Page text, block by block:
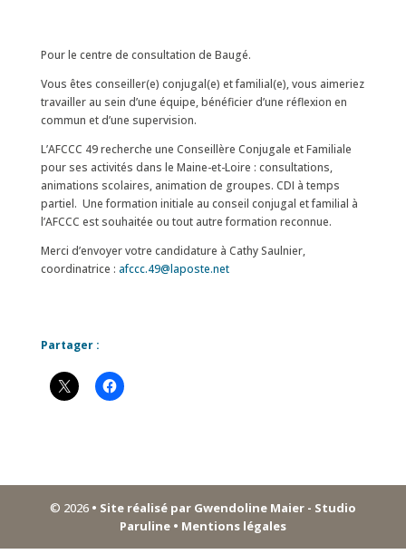
Pour le centre de consultation de Baugé.
Vous êtes conseiller(e) conjugal(e) et familial(e), vous aimeriez
travailler au sein d’une équipe, bénéficier d’une réflexion en
commun et d’une supervision.
L’AFCCC 49 recherche une Conseillère Conjugale et Familiale
pour ses activités dans le Maine-et-Loire : consultations,
animations scolaires, animation de groupes. CDI à temps
partiel. Une formation initiale au conseil conjugal et familial à
l’AFCCC est souhaitée ou tout autre formation reconnue.
Merci d’envoyer votre candidature à Cathy Saulnier,
coordinatrice : afccc.49@laposte.net
Partager :
© 2026 • Site réalisé par Gwendoline Maier - Studio
Paruline• Mentions légales